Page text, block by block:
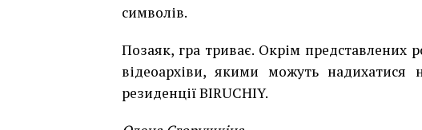
символів.
Позаяк, гра триває. Окрім представлених
відеоархіви, якими можуть
резиденціїBIRUCHIY.